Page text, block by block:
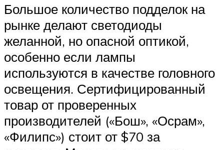
Большое количество подделок на
рынке делают светодиоды
желанной, но опасной оптикой,
особенно если лампы
используются в качестве головного
освещения. Сертифицированный
товар от проверенных
производителей («Бош», «Осрам»,
«Филипс») стоит от $70 за